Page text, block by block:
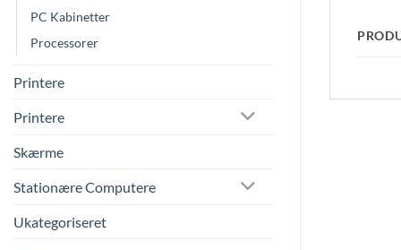
PC Kabinetter
Processorer
Printere
Printere
Skærme
Stationære Computere
Ukategoriseret